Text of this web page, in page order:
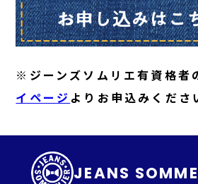
※ジーンズソムリエ有資格者
イページ よりお申込みくださ
JEANS